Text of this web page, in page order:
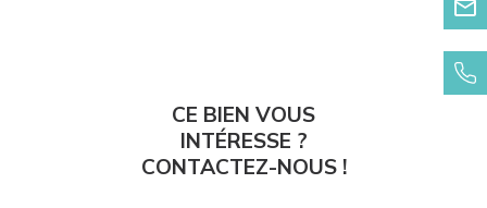
CE BIEN VOUS
INTÉRESSE ?
CONTACTEZ-NOUS !